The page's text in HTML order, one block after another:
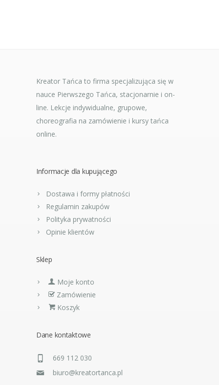
Kreator Tańca to firma specjalizująca się w
nauce Pierwszego Tańca, stacjonarnie i on-
line. Lekcje indywidualne, grupowe,
choreografia na zamówienie i kursy tańca
online.
Informacje dla kupującego
Dostawa i formy płatności
Regulamin zakupów
Polityka prywatności
Opinie klientów
Sklep
Moje konto
Zamówienie
Koszyk
Dane kontaktowe
669 112 030
biuro@kreatortanca.pl